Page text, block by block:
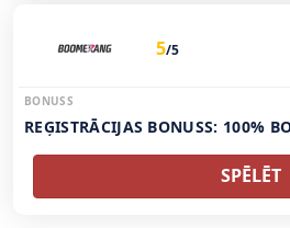
5/5
BONUSS
REĢISTRĀCIJAS BONUSS: 100%
SPĒLĒT